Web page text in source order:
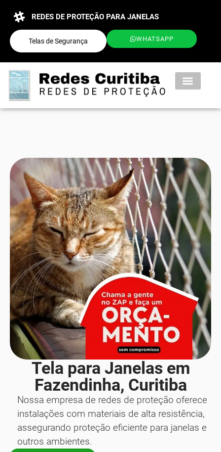
REDES DE PROTEÇÃO PARA JANELAS
Telas de Segurança WHATSAPP
Tela para Janelas em
Fazendinha, Curitiba
Nossa empresa de redes de proteção oferece
instalações com materiais de alta resistência,
assegurando proteção eficiente para janelas e
outros ambientes.